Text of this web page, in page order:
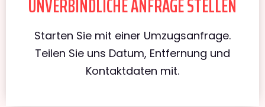
Starten Sie mit einer Umzugsanfrage.
Teilen Sie uns Datum, Entfernung und
Kontaktdaten mit.